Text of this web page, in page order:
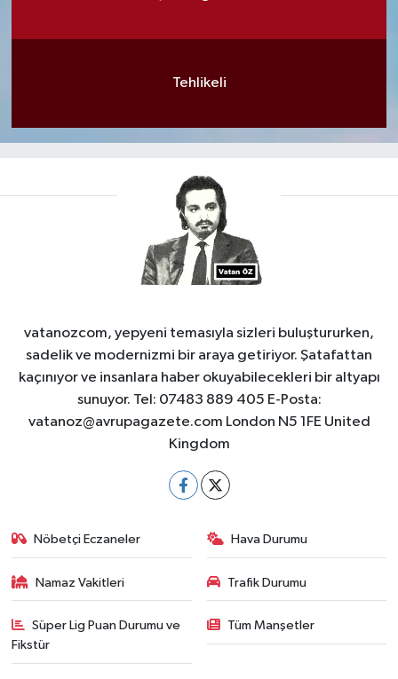
Tehlikeli
vatanozcom, yepyeni temasıyla sizleri buluştururken,
sadelik ve modernizmi bir araya getiriyor. Şatafattan
kaçınıyor ve insanlara haber okuyabilecekleri bir altyapı
sunuyor. Tel: 07483 889 405 E-Posta:
vatanoz@avrupagazete.com London N5 1FE United
Kingdom
Nöbetçi Eczaneler Hava Durumu
Namaz Vakitleri Trafik Durumu
Süper Lig Puan Durumu ve
Fikstür
Tüm Manşetler